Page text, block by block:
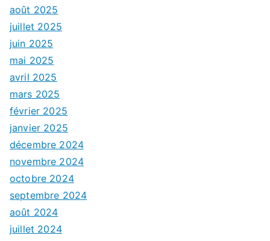
août 2025
juillet 2025
juin 2025
mai 2025
avril 2025
mars 2025
février 2025
janvier 2025
décembre 2024
novembre 2024
octobre 2024
septembre 2024
août 2024
juillet 2024